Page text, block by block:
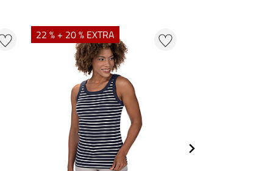
22 % + 20 % EXTRA